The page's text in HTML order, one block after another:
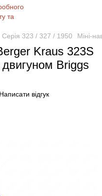
Серія 323 / 327 / 1950 Міні-
Kraus 323S
Briggs
Написати відгук